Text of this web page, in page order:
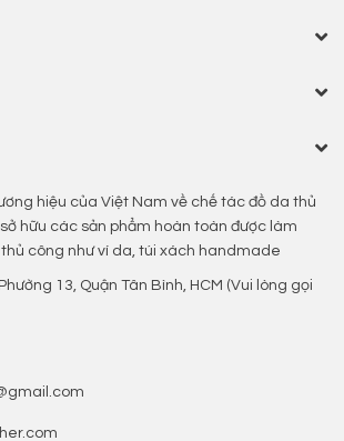
hiệu của Việt Nam về chế tác đồ da thủ
hữu các sản phẩm hoàn toàn được làm
công như ví da, túi xách handmade
13, Quận Tân Bình, HCM (Vui lòng gọi